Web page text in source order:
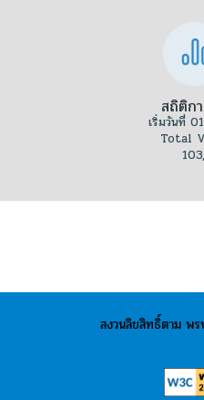
สถิติก
เริ่มวันที่
Total
สงวนลิขสิทธิ์ตาม พ